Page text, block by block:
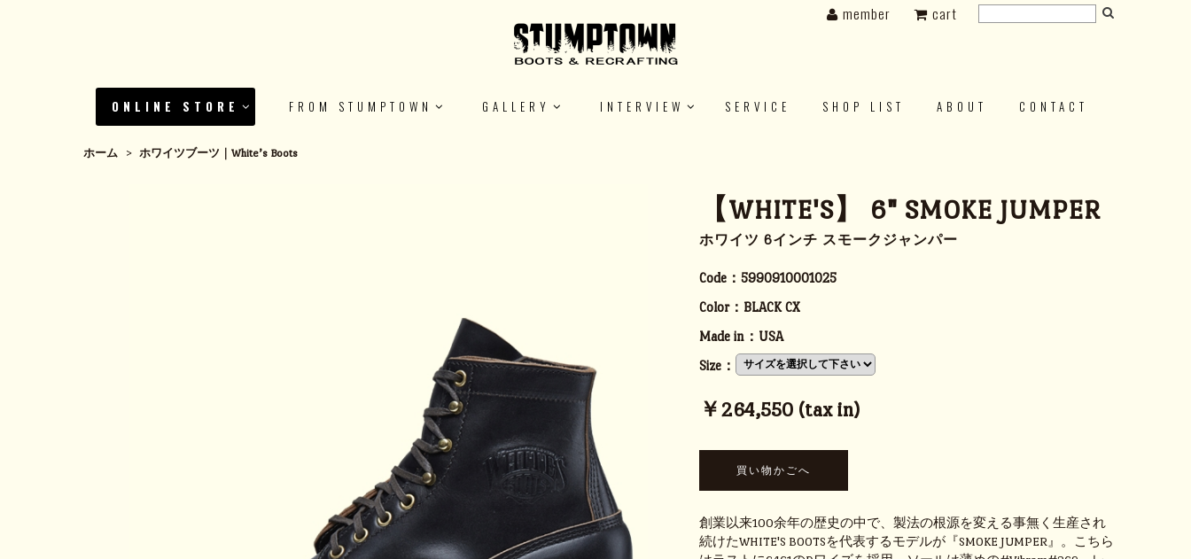
ONLINE STORE FROM STUMPTOWN GALLERY INTERVIEW SERVICE SHOP LIST ABOUT CONTACT
member cart
ホーム > ホワイツブーツ｜White’s Boots
【WHITE'S】 6" SMOKE JUMPER
ホワイツ 6インチ スモークジャンパー
Code： 5990910001025
Color： BLACK CX
Made in： USA
Size：
￥264,550 (tax in)
創業以来100余年の歴史の中で、製法の根源を変える事無く生産され
続けたWHITE'S BOOTSを代表するモデルが『SMOKE JUMPER』。こちら